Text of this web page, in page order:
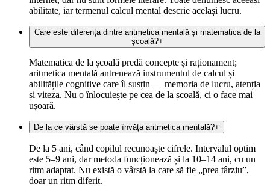
abilitate, iar termenul calcul mental descrie același lucru.
Care este diferența dintre aritmetica mentală și matematica de la
școală?+
Matematica de la școală predă concepte și raționament;
aritmetica mentală antrenează instrumentul de calcul și
abilitățile cognitive care îl susțin — memoria de lucru, atenția
și viteza. Nu o înlocuiește pe cea de la școală, ci o face mai
ușoară.
De la ce vârstă se poate învăța aritmetica mentală?+
De la 5 ani, când copilul recunoaște cifrele. Intervalul optim
este 5–9 ani, dar metoda funcționează și la 10–14 ani, cu un
ritm adaptat. Nu există o vârstă la care să fie „prea târziu”,
doar un ritm diferit.